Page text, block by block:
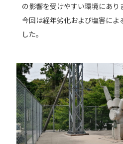
の影響を受けやすい環境にあり
今回は経年劣化および塩害によ
した。